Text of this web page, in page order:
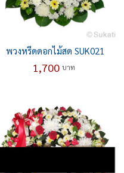
พวงหรีดดอกไม้สด SUK021
1,700 บาท